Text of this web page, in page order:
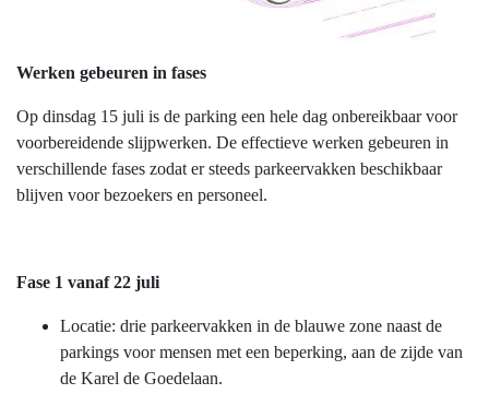
Werken gebeuren in fases
Op dinsdag 15 juli is de parking een hele dag onbereikbaar voor
voorbereidende slijpwerken. De effectieve werken gebeuren in
verschillende fases zodat er steeds parkeervakken beschikbaar
blijven voor bezoekers en personeel.
Fase 1 vanaf 22 juli
Locatie: drie parkeervakken in de blauwe zone naast de
parkings voor mensen met een beperking, aan de zijde van
de Karel de Goedelaan.